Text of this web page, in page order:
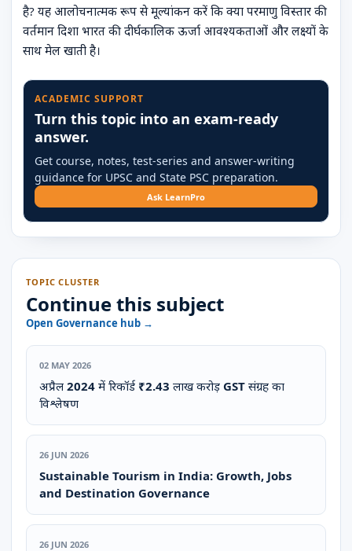
है? यह आलोचनात्मक रूप से मूल्यांकन करें कि क्या परमाणु विस्तार की
वर्तमान दिशा भारत की दीर्घकालिक ऊर्जा आवश्यकताओं और लक्ष्यों के
साथ मेल खाती है।
ACADEMIC SUPPORT
Turn this topic into an exam-ready
answer.
Get course, notes, test-series and answer-writing
guidance for UPSC and State PSC preparation.
Ask LearnPro
TOPIC CLUSTER
Continue this subject
Open Governance hub →
02 MAY 2026
अप्रैल 2024 में रिकॉर्ड ₹2.43 लाख करोड़ GST संग्रह का
विश्लेषण
26 JUN 2026
Sustainable Tourism in India: Growth, Jobs
and Destination Governance
26 JUN 2026